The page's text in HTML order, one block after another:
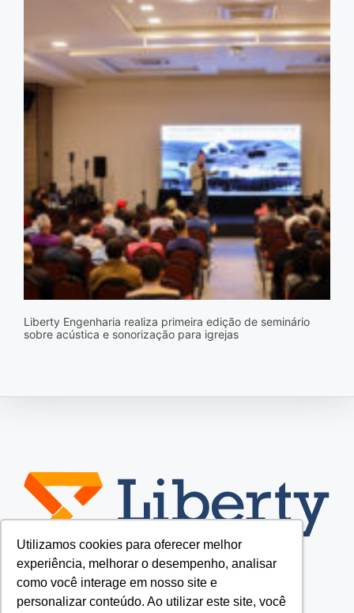
Utilizamos cookies para oferecer melhor
experiência, melhorar o desempenho, analisar
como você interage em nosso site e
personalizar conteúdo. Ao utilizar este site, você
Liberty Engenharia realiza primeira edição de seminário
sobre acústica e sonorização para igrejas